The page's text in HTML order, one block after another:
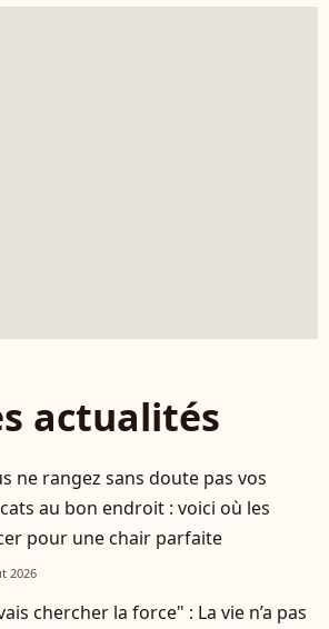
actualités
ne rangez sans doute pas vos
au bon endroit : voici où les
pour une chair parfaite
2026
chercher la force" : La vie n’a pas